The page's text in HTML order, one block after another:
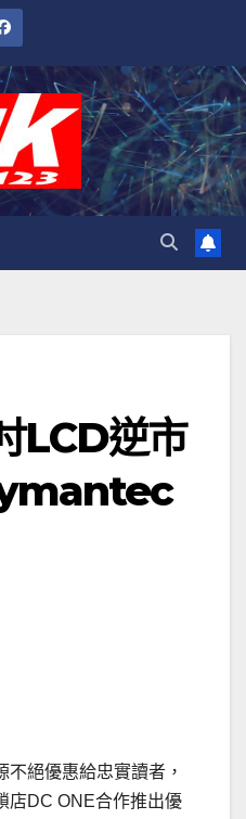
LCD逆市
絕優惠給忠實讀者，
店DC ONE合作推出優